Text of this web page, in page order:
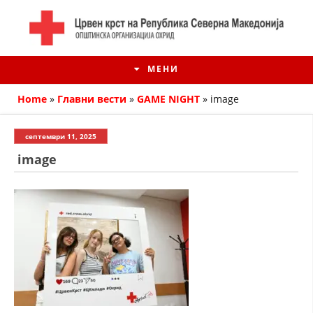
МЕНИ
ИСТОРИЈАТ НА ЦКРМ
ИСТОРИЈАТ НА ДВИЖЕЊЕТО
Home » Главни вести » GAME NIGHT » image
септември 11, 2025
image